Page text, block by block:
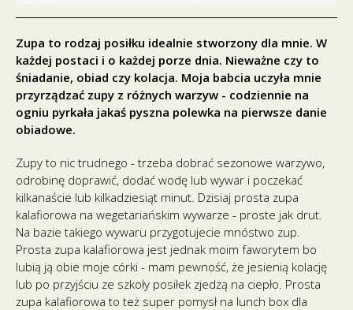
Zupa to rodzaj posiłku idealnie stworzony dla mnie. W
każdej postaci i o każdej porze dnia. Nieważne czy to
śniadanie, obiad czy kolacja. Moja babcia uczyła mnie
przyrządzać zupy z różnych warzyw - codziennie na
ogniu pyrkała jakaś pyszna polewka na pierwsze danie
obiadowe.
Zupy to nic trudnego - trzeba dobrać sezonowe warzywo,
odrobinę doprawić, dodać wodę lub wywar i poczekać
kilkanaście lub kilkadziesiąt minut. Dzisiaj prosta zupa
kalafiorowa na wegetariańskim wywarze - proste jak drut.
Na bazie takiego wywaru przygotujecie mnóstwo zup.
Prosta zupa kalafiorowa jest jednak moim faworytem bo
lubią ją obie moje córki - mam pewność, że jesienią kolację
lub po przyjściu ze szkoły posiłek zjedzą na ciepło. Prosta
zupa kalafiorowa to też super pomysł na lunch box dla